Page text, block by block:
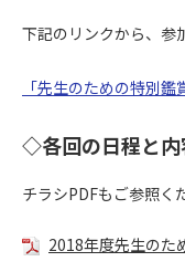
下記のリンクから、参
「先生のための特別
◇各回の日程と
チラシPDFもご参照く
2018年度先生のた